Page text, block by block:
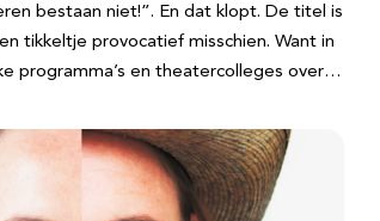
bestaan niet!”. En dat klopt. De titel is
tikkeltje provocatief misschien. Want in
programma’s en theatercolleges over…